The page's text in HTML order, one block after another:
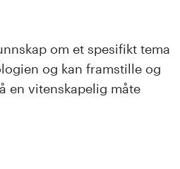
om et spesifikt tema
og kan framstille og
en vitenskapelig måte